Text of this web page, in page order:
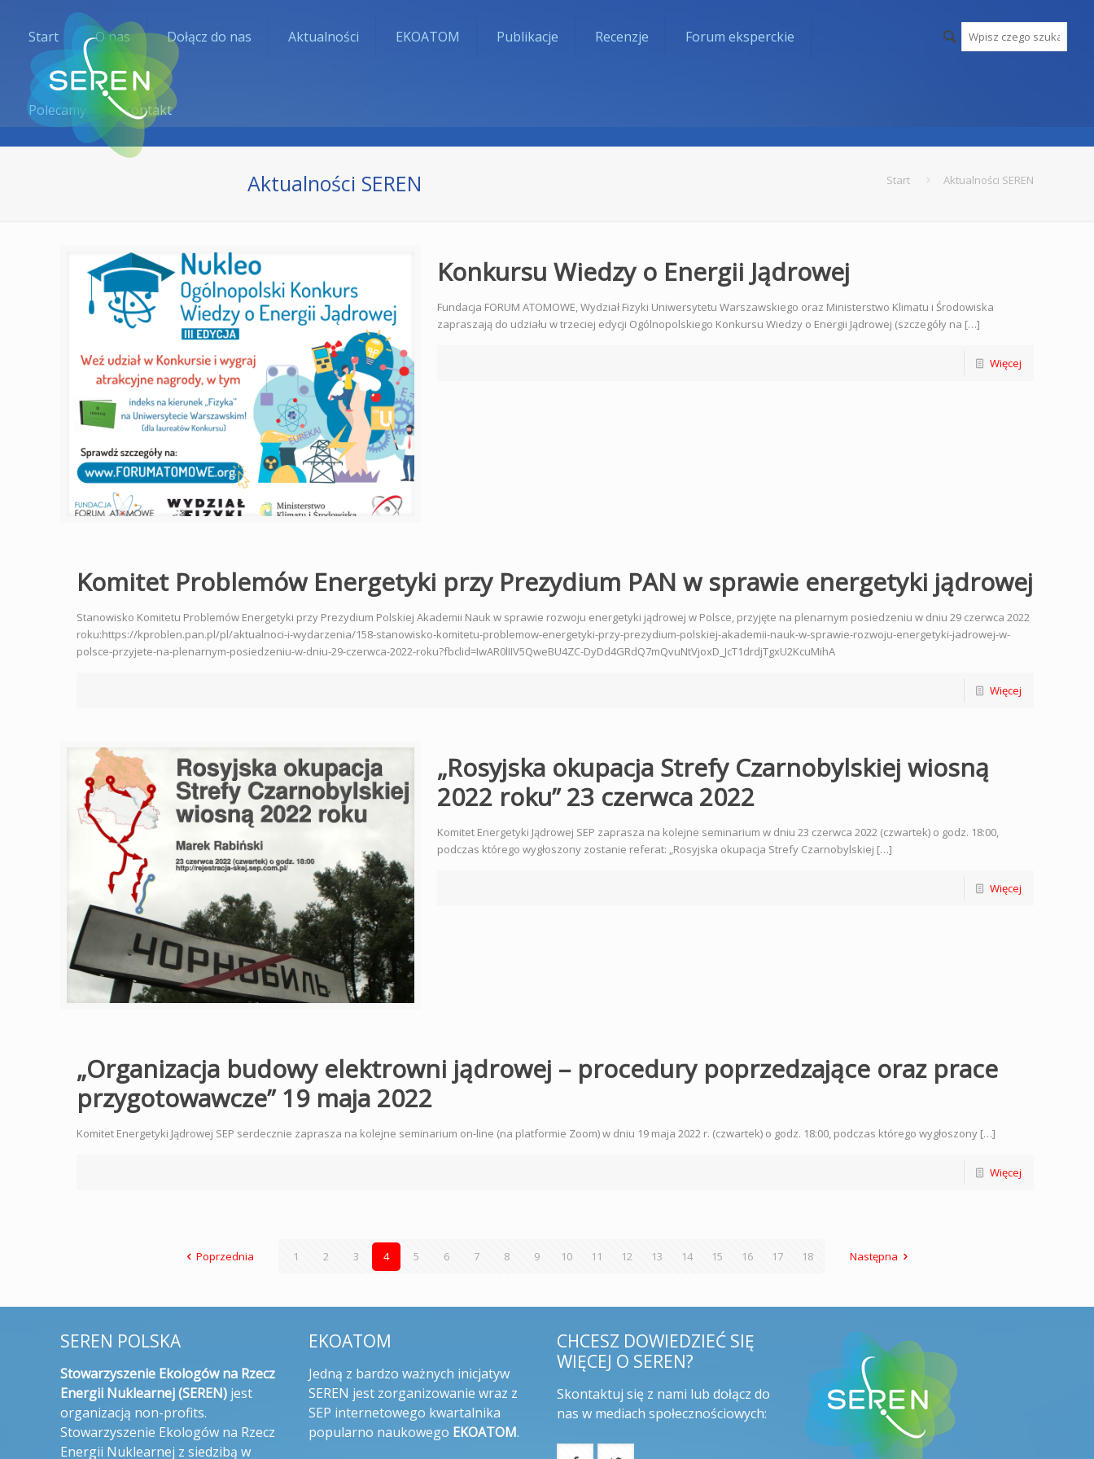
Start O nas Dołącz do nas Aktualności EKOATOM Publikacje Recenzje Forum eksperckie
Polecamy Kontakt
Aktualności SEREN Start Aktualności SEREN
Konkursu Wiedzy o Energii Jądrowej
Fundacja FORUM ATOMOWE, Wydział Fizyki Uniwersytetu Warszawskiego oraz Ministerstwo Klimatu i Środowiska
zapraszają do udziału w trzeciej edycji Ogólnopolskiego Konkursu Wiedzy o Energii Jądrowej (szczegóły na […]
Więcej
Komitet Problemów Energetyki przy Prezydium PAN w sprawie energetyki jądrowej
Stanowisko Komitetu Problemów Energetyki przy Prezydium Polskiej Akademii Nauk w sprawie rozwoju energetyki jądrowej w Polsce, przyjęte na plenarnym posiedzeniu w dniu 29 czerwca 2022
roku:https://kproblen.pan.pl/pl/aktualnoci-i-wydarzenia/158-stanowisko-komitetu-problemow-energetyki-przy-prezydium-polskiej-akademii-nauk-w-sprawie-rozwoju-energetyki-jadrowej-w-
polsce-przyjete-na-plenarnym-posiedzeniu-w-dniu-29-czerwca-2022-roku?fbclid=IwAR0lIIV5QweBU4ZC-DyDd4GRdQ7mQvuNtVjoxD_JcT1drdjTgxU2KcuMihA
Więcej
„Rosyjska okupacja Strefy Czarnobylskiej wiosną
2022 roku” 23 czerwca 2022
Komitet Energetyki Jądrowej SEP zaprasza na kolejne seminarium w dniu 23 czerwca 2022 (czwartek) o godz. 18:00,
podczas którego wygłoszony zostanie referat: „Rosyjska okupacja Strefy Czarnobylskiej […]
Więcej
„Organizacja budowy elektrowni jądrowej – procedury poprzedzające oraz prace
przygotowawcze” 19 maja 2022
Komitet Energetyki Jądrowej SEP serdecznie zaprasza na kolejne seminarium on-line (na platformie Zoom) w dniu 19 maja 2022 r. (czwartek) o godz. 18:00, podczas którego wygłoszony […]
Więcej
Poprzednia 1 2 3 4 5 6 7 8 9 10 11 12 13 14 15 16 17 18 Następna
SEREN POLSKA
Stowarzyszenie Ekologów na Rzecz
Energii Nuklearnej (SEREN) jest
organizacją non-profits.
Stowarzyszenie Ekologów na Rzecz
Energii Nuklearnej z siedzibą w
EKOATOM
Jedną z bardzo ważnych inicjatyw
SEREN jest zorganizowanie wraz z
SEP internetowego kwartalnika
popularno naukowego EKOATOM.
CHCESZ DOWIEDZIEĆ SIĘ
WIĘCEJ O SEREN?
Skontaktuj się z nami lub dołącz do
nas w mediach społecznościowych: